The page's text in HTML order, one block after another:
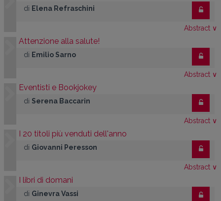
di Elena Refraschini
Abstract ∨
Attenzione alla salute!
di Emilio Sarno
Abstract ∨
Eventisti e Bookjokey
di Serena Baccarin
Abstract ∨
I 20 titoli più venduti dell'anno
di Giovanni Peresson
Abstract ∨
I libri di domani
di Ginevra Vassi